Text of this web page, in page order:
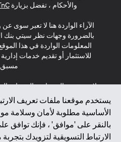
يستخدم موقعنا ملفات تعريف
الأساسية مطلوبة لأمان وسلامة
بالنقر على 'موافق' ، فإنك توافق
الارتباط التسويقية لتزويدك
والأحكام ، تفضل بزيارة
الآراء الواردة هنا لا تعبر سوى
بالضرورة وجهات نظر سيتي بنك
المعلومات الواردة في هذا
للاستثمار أو تقديم خدمات
لا يتم تقديم المنتجات والخدمات
المقيمين في الاتحاد الأوروبي أو
سويسرا أو غيرنسي أو جيرسي
الفاتيكان أو جزيرة مان أو
(لائحة حماية البيانات العامة \
العامة \ قانون خصوصية